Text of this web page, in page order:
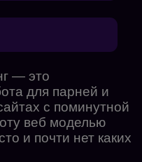
— это
для парней и
с поминутной
веб моделью
и почти нет каких